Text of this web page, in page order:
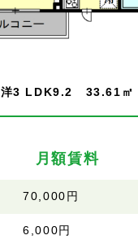
洋3 LDK9.2 33.61㎡
月額賃料
70,000円
6,000円